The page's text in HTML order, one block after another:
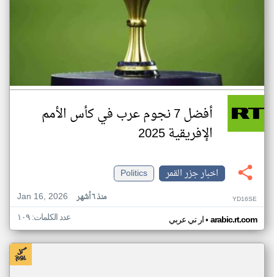
أفضل 7 نجوم عرب في كأس الأمم
الإفريقية 2025
اخبار جزر القمر
Politics
Jan 16, 2026
منذ ٦ أشهر YD16SE
ار تي عربي• arabic.rt.com عدد الكلمات: ١٠٩